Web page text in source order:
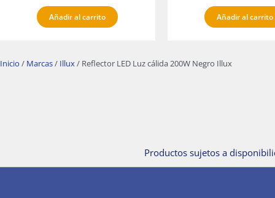
Añadir al carrito Añadir al carrito
Inicio / Marcas/ Illux/ Reflector LED Luz cálida 200W Negro Illux
Productos sujetos a